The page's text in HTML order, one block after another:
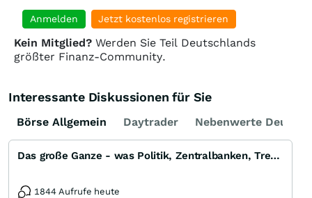
Anmelden Jetzt kostenlos registrieren
Kein Mitglied? Werden Sie Teil Deutschlands
größter Finanz-Community.
Interessante Diskussionen für Sie
Börse Allgemein Daytrader Nebenwerte
Das große Ganze - was Politik, Zentralbanken, Trends, Medien und Gesellschaft mit Aktien, Rohstoffen
1844 Aufrufe heute